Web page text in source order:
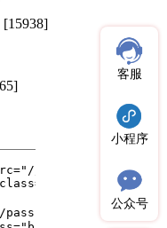
[15938]
客服
小程序
公众号